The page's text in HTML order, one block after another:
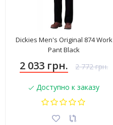
Dickies Men's Original 874 Work
Pant Black
2 033 грн. 2 772 грн.
Доступно к заказу